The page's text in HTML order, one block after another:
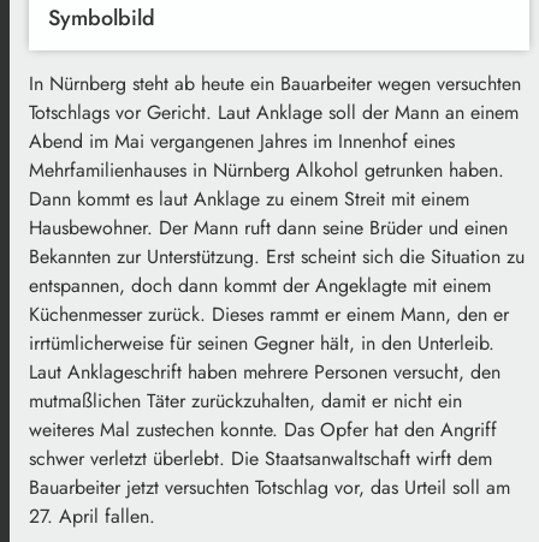
Symbolbild
In Nürnberg steht ab heute ein Bauarbeiter wegen versuchten
Totschlags vor Gericht. Laut Anklage soll der Mann an einem
Abend im Mai vergangenen Jahres im Innenhof eines
Mehrfamilienhauses in Nürnberg Alkohol getrunken haben.
Dann kommt es laut Anklage zu einem Streit mit einem
Hausbewohner. Der Mann ruft dann seine Brüder und einen
Bekannten zur Unterstützung. Erst scheint sich die Situation zu
entspannen, doch dann kommt der Angeklagte mit einem
Küchenmesser zurück. Dieses rammt er einem Mann, den er
irrtümlicherweise für seinen Gegner hält, in den Unterleib.
Laut Anklageschrift haben mehrere Personen versucht, den
mutmaßlichen Täter zurückzuhalten, damit er nicht ein
weiteres Mal zustechen konnte. Das Opfer hat den Angriff
schwer verletzt überlebt. Die Staatsanwaltschaft wirft dem
Bauarbeiter jetzt versuchten Totschlag vor, das Urteil soll am
27. April fallen.